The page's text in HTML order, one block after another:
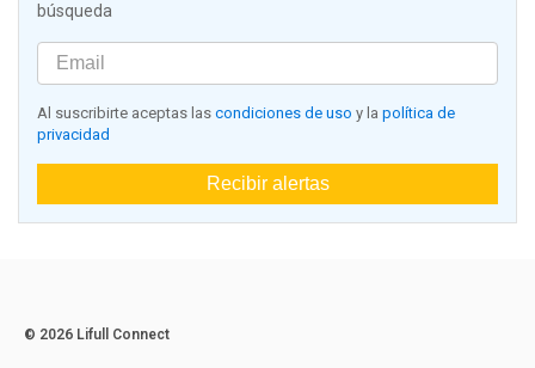
búsqueda
Al suscribirte aceptas las condiciones de uso y la política de
privacidad
Recibir alertas
© 2026 Lifull Connect